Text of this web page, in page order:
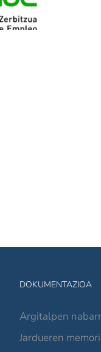
DOKUMENTAZIOA
Argitalpen
Jardueren